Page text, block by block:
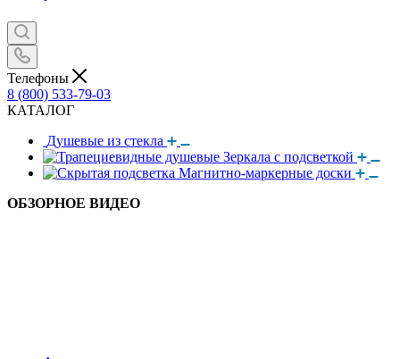
Телефоны
8 (800) 533-79-03
КАТАЛОГ
Душевые из стекла
Зеркала с подсветкой
Магнитно-маркерные доски
ОБЗОРНОЕ ВИДЕО